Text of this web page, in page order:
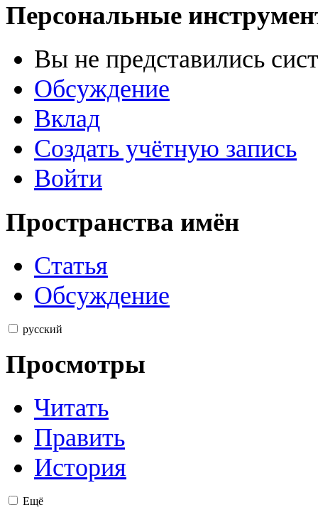
Персональные
Вы не представились
Обсуждение
Вклад
Создать учётную запись
Войти
Пространства имён
Статья
Обсуждение
русский
Просмотры
Читать
Править
История
Ещё